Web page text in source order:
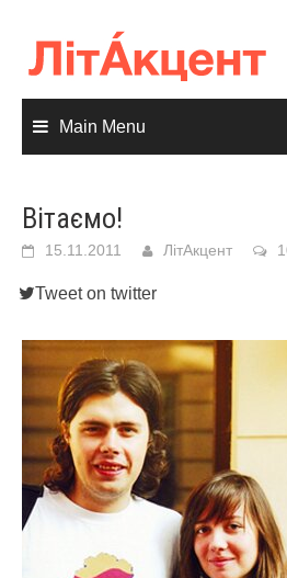
content
Main Menu
Вітаємо!
15.11.2011 ЛітАкцент
Tweet on twitter